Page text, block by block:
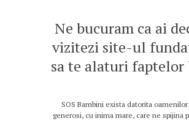
Ne bucuram ca ai
vizitezi site-ul
sa te alaturi faptelor
SOS Bambini exista datorita
generosi, cu inima mare, care ne spijina